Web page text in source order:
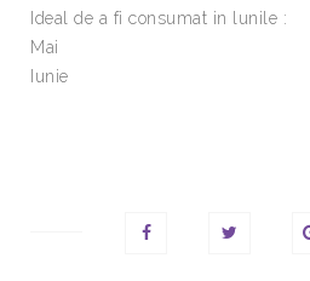
Ideal de a fi consumat in lunile :
Mai
Iunie